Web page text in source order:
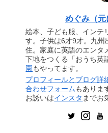
めぐみ（元
絵本、子ども服、インテ
す。子供は6才9才。九
住。家庭に英語のエンタ
下地をつくる「おうち英
園 もやってます。
プロフィールとブログ詳
合わせフォームもありま
お誘いはインスタ までお